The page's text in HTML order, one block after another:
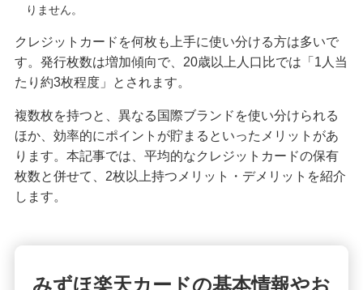
クレジットカードの解約前に確認すること・手続
クレジットカードの更新時にするべきことは？新
しいカードが届かない原因も解説
クレジットカードの利用限度額はどう決まる？仕
組みや確認方法、増やす方法を紹介
クレジットカードが使えない！よくある原因や解
決策を紹介
りません。
クレジットカードを何枚も上手に使い分ける方は多いで
す。発行枚数は増加傾向で、20歳以上人口比では「1人当
たり約3枚程度」とされます。
複数枚を持つと、異なる国際ブランドを使い分けられる
ほか、効率的にポイントが貯まるといったメリットがあ
ります。本記事では、平均的なクレジットカードの保有
枚数と併せて、2枚以上持つメリット・デメリットを紹介
します。
みずほ楽天カードの基本情報やお